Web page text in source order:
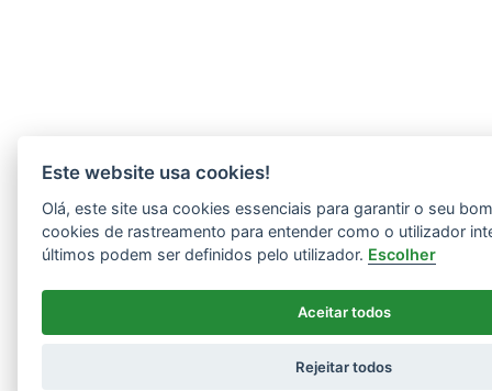
Este website usa cookies!
Olá, este site usa cookies essenciais para garantir o seu
cookies de rastreamento para entender como o utilizador
últimos podem ser definidos pelo utilizador. Escolher
Aceitar todos
Rejeitar todos